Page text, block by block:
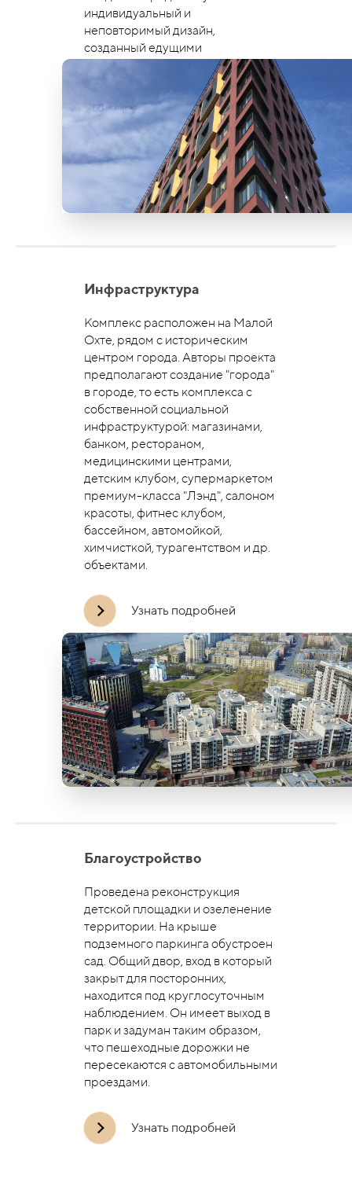
индивидуальный и
неповторимый дизайн,
созданный едущими
архитекторами и проектными
Узнать подробней
Инфраструктура
Комплекс расположен на Малой
Охте, рядом с историческим
центром города. Авторы проекта
предполагают создание "города"
в городе, то есть комплекса с
собственной социальной
инфраструктурой: магазинами,
банком, рестораном,
медицинскими центрами,
детским клубом, супермаркетом
премиум-класса "Лэнд", салоном
красоты, фитнес клубом,
бассейном, автомойкой,
химчисткой, турагентством и др.
объектами.
Узнать подробней
Благоустройство
Проведена реконструкция
детской площадки и озеленение
территории. На крыше
подземного паркинга обустроен
сад. Общий двор, вход в который
закрыт для посторонних,
находится под круглосуточным
наблюдением. Он имеет выход в
парк и задуман таким образом,
что пешеходные дорожки не
пересекаются с автомобильными
проездами.
Узнать подробней